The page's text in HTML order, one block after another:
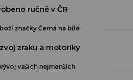
ručně v ČR
značky Černá na bílé
zraku a motoriky
vašich nejmenších